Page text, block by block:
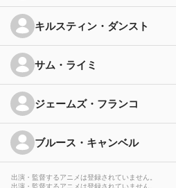
キルスティン・ダンスト
サム・ライミ
ジェームズ・フランコ
ブルース・キャンベル
出演・監督するアニメは登録されていません。
出演・監督するアニメは登録されていません。